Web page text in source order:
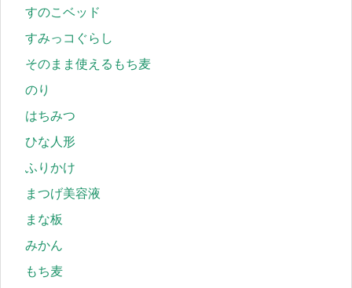
すのこベッド
すみっコぐらし
そのまま使えるもち麦
のり
はちみつ
ひな人形
ふりかけ
まつげ美容液
まな板
みかん
もち麦